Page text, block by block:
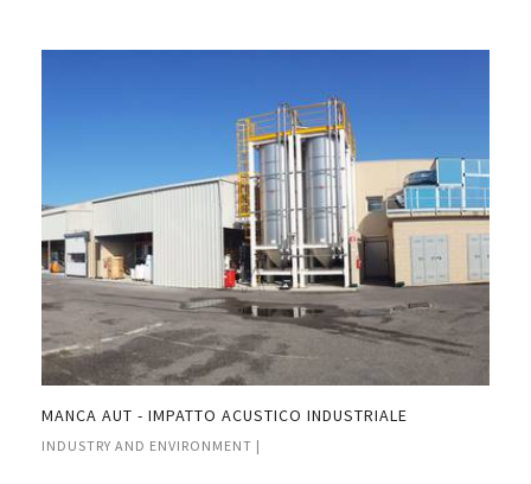
MANCA AUT - IMPATTO ACUSTICO INDUSTRIALE
INDUSTRY AND ENVIRONMENT |